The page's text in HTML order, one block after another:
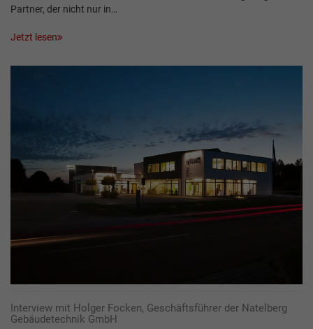
Partner, der nicht nur in…
Jetzt lesen
Interview mit Holger Focken, Geschäftsführer der Natelberg
Gebäudetechnik GmbH